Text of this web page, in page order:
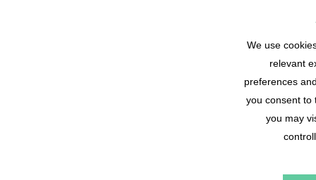
We use
relevant
preferences
you consent to
you may